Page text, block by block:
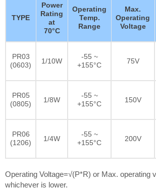
TYPE
Power
Rating
at
70°C
Operating
Temp.
Range
Max.
Operating
Voltage
PR03
(0603)
1/10W
-55 ~
+155°C
75V
PR05
(0805)
1/8W
-55 ~
+155°C
150V
PR06
(1206)
1/4W
-55 ~
+155°C
200V
Operating Voltage=√(P*R) or Max. operating
whichever is lower.